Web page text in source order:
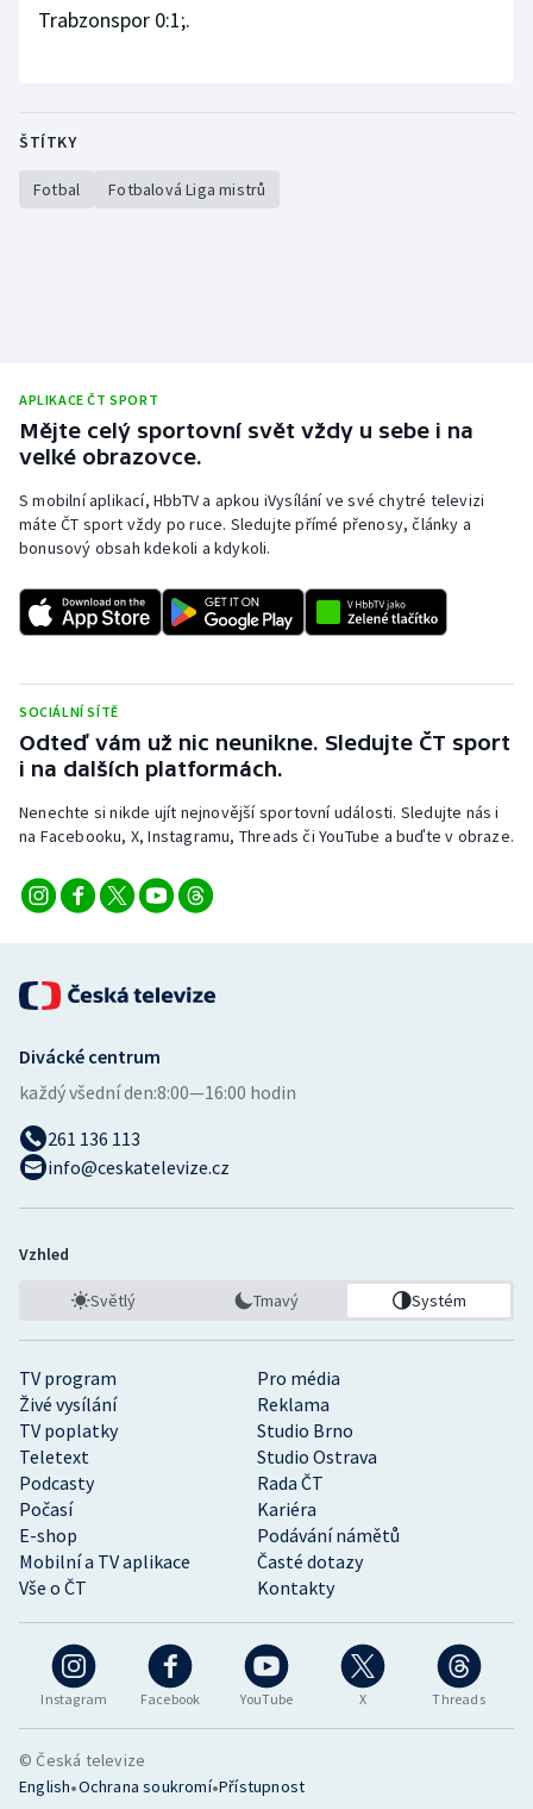
Trabzonspor 0:1;.
ŠTÍTKY
Fotbal Fotbalová Liga mistrů
APLIKACE ČT SPORT
Mějte celý sportovní svět vždy u sebe i na
velké obrazovce.
S mobilní aplikací, HbbTV a apkou iVysílání ve své chytré televizi
máte ČT sport vždy po ruce. Sledujte přímé přenosy, články a
bonusový obsah kdekoli a kdykoli.
SOCIÁLNÍ SÍTĚ
Odteď vám už nic neunikne. Sledujte ČT sport
i na dalších platformách.
Nenechte si nikde ujít nejnovější sportovní události. Sledujte nás i
na Facebooku, X, Instagramu, Threads či YouTube a buďte v obraze.
Instagram Facebook YouTube X Threads
TV program
Pro média
Živé vysílání
Reklama
TV poplatky
Studio Brno
Teletext
Studio Ostrava
Podcasty
Rada ČT
Počasí
Kariéra
E-shop
Podávání námětů
Mobilní a TV aplikace
Časté dotazy
Vše o ČT
Kontakty
Divácké centrum
každý všední den:8:00—16:00 hodin
261 136 113
info@ceskatelevize.cz
Vzhled
Světlý Tmavý Systém
© Česká televize
English•Ochrana soukromí•Přístupnost